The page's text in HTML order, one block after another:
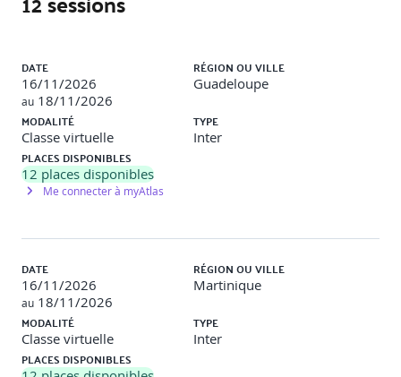
Gestion des exceptions et des erreurs.
Concurrence avec Future, Stream, Isolate
Pubspec : Gestion des dépendances
Tests unitaires
Travaux pratiques
Objectif: Appliquer la POO à un projet Dart
Description: Mise en place d’une architecture de classe
service, data
DATE
16/11/2026
au 18/11/2026
RÉGION OU VILLE
Guadeloupe
MODALITÉ
Classe virtuelle
TYPE
Inter
PLACES DISPONIBLES
12 places disponibles
Me connecter à myAtlas
DATE
16/11/2026
au 18/11/2026
RÉGION OU VILLE
Martinique
MODALITÉ
Classe virtuelle
TYPE
Inter
PLACES DISPONIBLES